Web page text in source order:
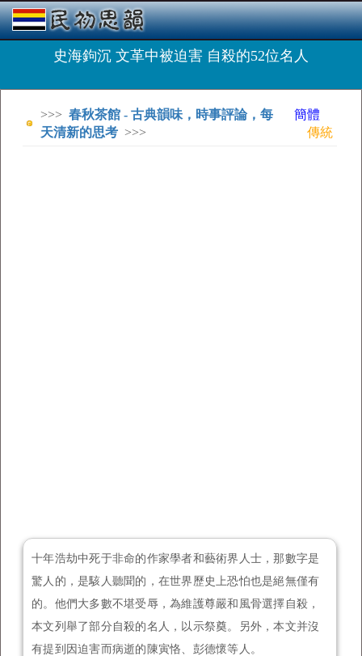
史海鉤沉 文革中被迫害 自殺的52位名人
>>> 春秋茶館 - 古典韻味，時事評論，每
天清新的思考 >>>
簡體
傳統
十年浩劫中死于非命的作家學者和藝術界人士，那數字是
驚人的，是駭人聽聞的，在世界歷史上恐怕也是絕無僅有
的。他們大多數不堪受辱，為維護尊嚴和風骨選擇自殺，
本文列舉了部分自殺的名人，以示祭奠。另外，本文并沒
有提到因迫害而病逝的陳寅恪、彭德懷等人。